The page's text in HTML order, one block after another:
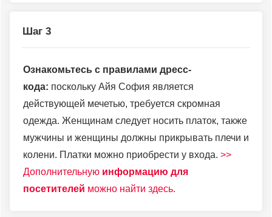
Шаг 3
Ознакомьтесь с правилами дресс-
кода: поскольку Айя София является
действующей мечетью, требуется скромная
одежда. Женщинам следует носить платок, также
мужчины и женщины должны прикрывать плечи и
колени. Платки можно приобрести у входа. >>
Дополнительную информацию для
посетителей можно найти здесь.